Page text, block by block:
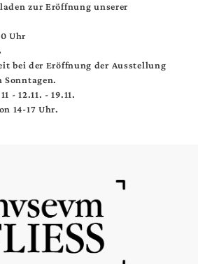
zur Eröffnung unserer
Uhr
bei der Eröffnung der Ausstellung
Sonntagen.
- 12.11. - 19.11.
14-17 Uhr.